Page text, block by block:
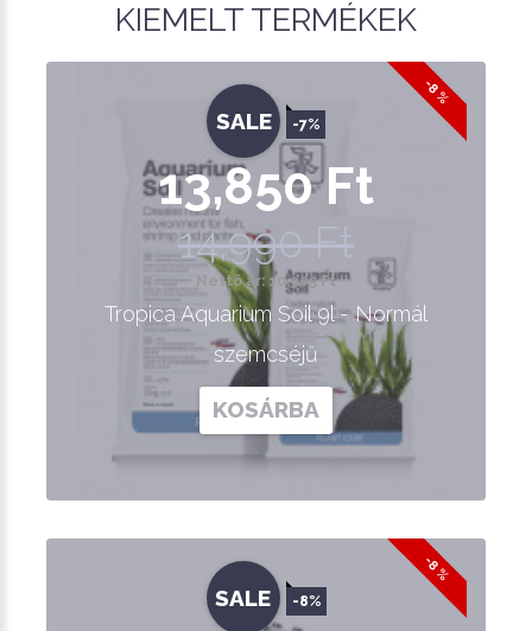
KIEMELT TERMÉKEK
-8 %
SALE -7%
13,850 Ft
14,990 Ft
Nettó ár: 10,905 Ft
Tropica Aquarium Soil 9l - Normál
szemcséjű
KOSÁRBA
-8 %
SALE -8%